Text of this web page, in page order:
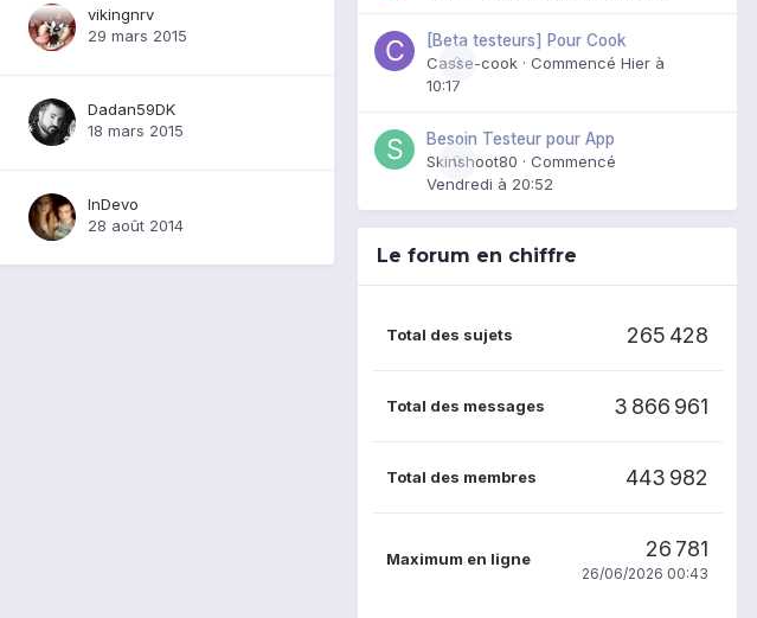
vikingnrv
29 mars 2015
Dadan59DK
18 mars 2015
InDevo
28 août 2014
0
[Beta testeurs] Pour Cook
Casse-cook · Commencé Hier à
10:17
0
Besoin Testeur pour App
Skinshoot80 · Commencé
Vendredi à 20:52
Le forum en chiffre
Total des sujets 265 428
Total des messages 3 866 961
Total des membres 443 982
Maximum en ligne 26 781
26/06/2026 00:43